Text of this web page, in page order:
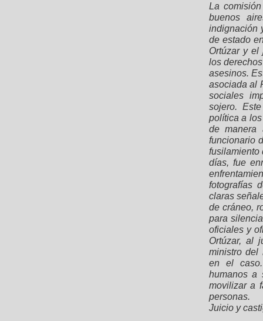
La
buenos
indignación
de estado
Ortúzar y el
los
asesinos.
asociada al
sociales
sojero.
política a
de
funcionario
fusilamiento
días, fue
fotografías
claras
de cráneo,
para
oficiales y
Ortúzar, al
ministro del
en el
humanos
movilizar a
personas.
Juicio y